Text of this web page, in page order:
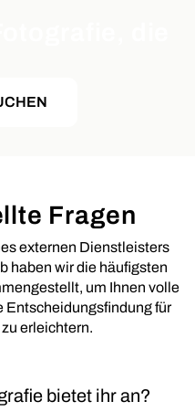
Fragen
externen Dienstleisters
haben wir die häufigsten
um Ihnen volle
Entscheidungsfindung für
erleichtern.
bietet ihr an?